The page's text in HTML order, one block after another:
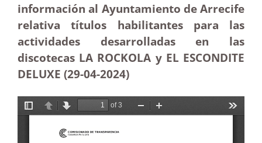
información al Ayuntamiento de Arrecife
relativa títulos habilitantes para las
actividades desarrolladas en las
discotecas LA ROCKOLA y EL ESCONDITE
DELUXE (29-04-2024)